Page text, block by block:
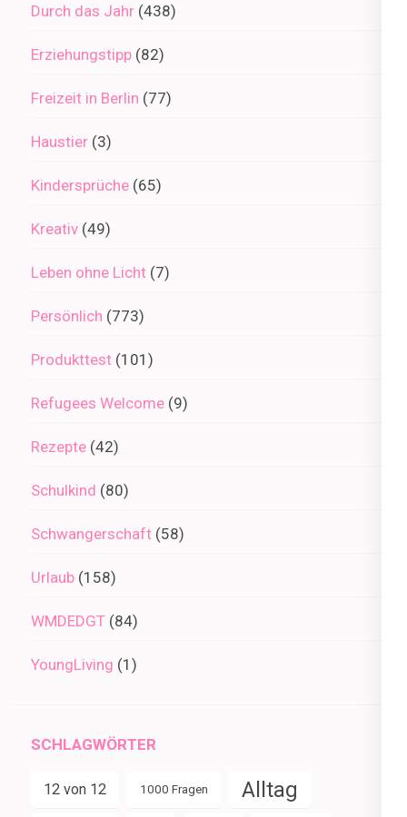
Durch das Jahr (438)
Erziehungstipp (82)
Freizeit in Berlin (77)
Haustier (3)
Kindersprüche (65)
Kreativ (49)
Leben ohne Licht (7)
Persönlich (773)
Produkttest (101)
Refugees Welcome (9)
Rezepte (42)
Schulkind (80)
Schwangerschaft (58)
Urlaub (158)
WMDEDGT (84)
YoungLiving (1)
SCHLAGWÖRTER
12 von 12 1000 Fragen Alltag